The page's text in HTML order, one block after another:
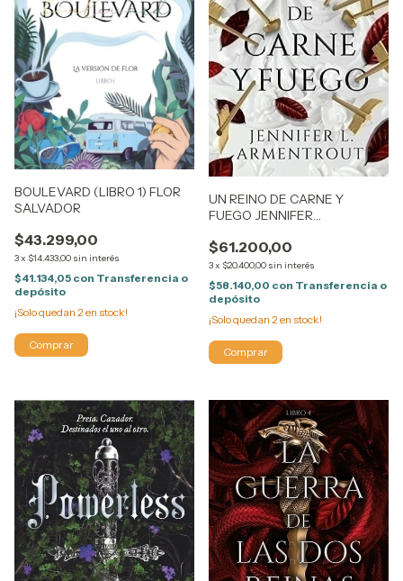
BOULEVARD (LIBRO 1) FLOR
SALVADOR
$43.299,00
3x $14.433,00 sin interés
$41.134,05 con Transferencia o
depósito
¡Solo quedan 2 en stock!
UN REINO DE CARNE Y
FUEGO JENNIFER
$61.200,00
3x $20.400,00 sin interés
$58.140,00 con Transferencia o
depósito
¡Solo quedan 2en stock!